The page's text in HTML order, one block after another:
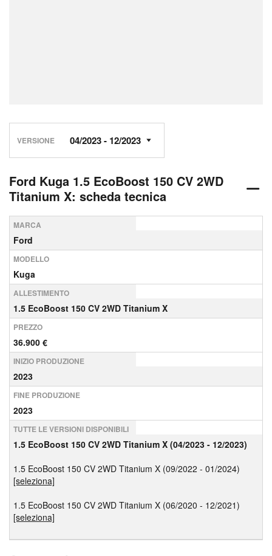
VERSIONE
Ford Kuga 1.5 EcoBoost 150 CV 2WD
Titanium X: scheda tecnica
MARCA
Ford
MODELLO
Kuga
ALLESTIMENTO
1.5 EcoBoost 150 CV 2WD Titanium X
PREZZO
36.900 €
INIZIO PRODUZIONE
2023
FINE PRODUZIONE
2023
TUTTE LE VERSIONI DISPONIBILI
1.5 EcoBoost 150 CV 2WD Titanium X (04/2023 - 12/2023)
1.5 EcoBoost 150 CV 2WD Titanium X (09/2022 - 01/2024)
[seleziona]
1.5 EcoBoost 150 CV 2WD Titanium X (06/2020 - 12/2021)
[seleziona]